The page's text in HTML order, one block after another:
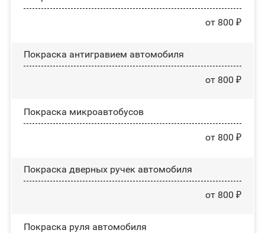
от 800 ₽
Покраска антигравием автомобиля
от 800 ₽
Покраска микроавтобусов
от 800 ₽
Покраска дверных ручек автомобиля
от 800 ₽
Покраска руля автомобиля